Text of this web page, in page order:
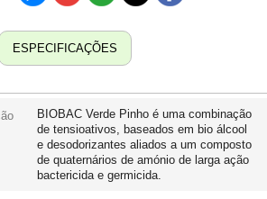
todos os tipos de pavimentos, dado
sensíveis, materiais sintéticos ou
É altamente concentrado. Os
Verde Pinho ficam com um
desodorizando o ambiente e
e agradável aroma, que se mantém
ESPECIFICAÇÕES
BIOBAC Verde Pinho é uma combinação
de tensioativos, baseados em bio álcool
e desodorizantes aliados a um composto
de quaternários de amónio de larga ação
bactericida e germicida.